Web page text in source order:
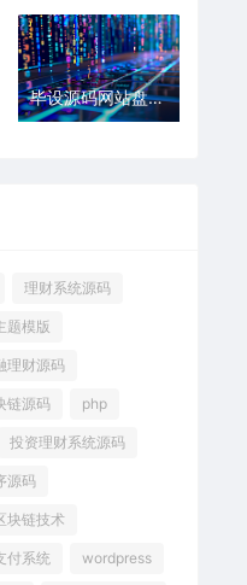
毕设源码网站盘点，计算机毕业设计不用愁
理财系统源码
题模版
理财源码
链源码 php
投资理财系统源码
源码
块链技术
付系统 wordpress